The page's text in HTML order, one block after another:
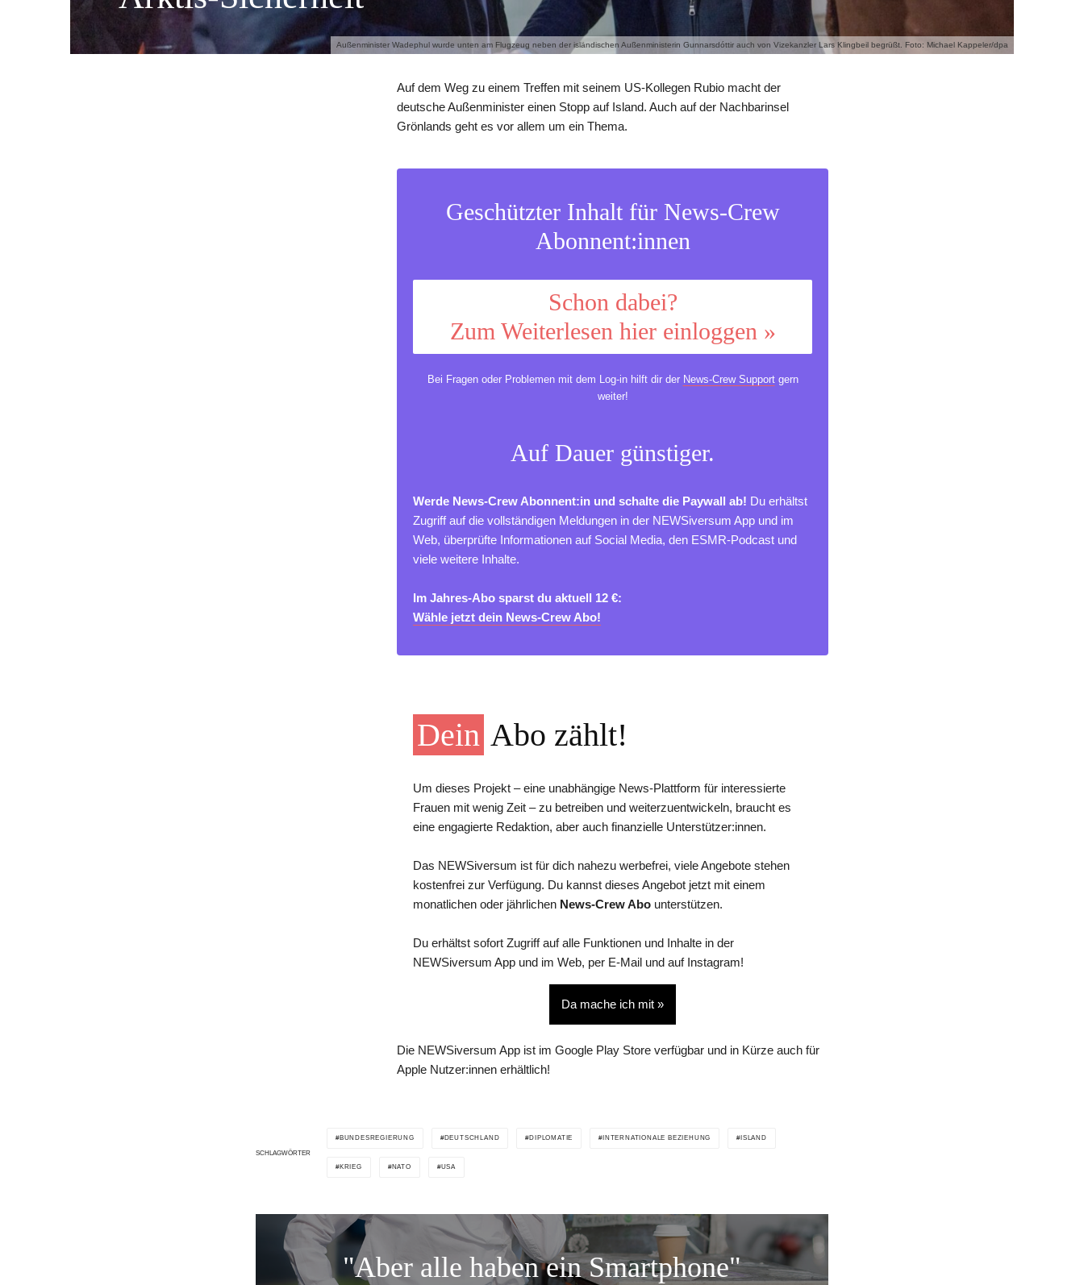
Außenminister Wadephul wurde unten am Flugzeug neben der isländischen Außenministerin Gunnarsdóttir auch von Vizekanzler Lars Klingbeil begrüßt. Foto: Michael Kappeler/dpa
Auf dem Weg zu einem Treffen mit seinem US-Kollegen Rubio macht der
deutsche Außenminister einen Stopp auf Island. Auch auf der Nachbarinsel
Grönlands geht es vor allem um ein Thema.
Geschützter Inhalt für News-Crew
Abonnent:innen
Schon dabei?
Zum Weiterlesen hier einloggen »
Bei Fragen oder Problemen mit dem Log-in hilft dir der News-Crew Supportgern
weiter!
Auf Dauer günstiger.
Werde News-Crew Abonnent:in und schalte die Paywall ab! Du erhältst
Zugriff auf die vollständigen Meldungen in der NEWSiversum App und im
Web, überprüfte Informationen auf Social Media, den ESMR-Podcast und
viele weitere Inhalte.
Im Jahres-Abo sparst du aktuell 12 €:
Wähle jetzt dein News-Crew Abo!
Dein Abo zählt!
Um dieses Projekt – eine unabhängige News-Plattform für interessierte
Frauen mit wenig Zeit – zu betreiben und weiterzuentwickeln, braucht es
eine engagierte Redaktion, aber auch finanzielle Unterstützer:innen.
Das NEWSiversum ist für dich nahezu werbefrei, viele Angebote stehen
kostenfrei zur Verfügung. Du kannst dieses Angebot jetzt mit einem
monatlichen oder jährlichen News-Crew Abo unterstützen.
Du erhältst sofort Zugriff auf alle Funktionen und Inhalte in der
NEWSiversum App und im Web, per E-Mail und auf Instagram!
Da mache ich mit »
Die NEWSiversum App ist im Google Play Store verfügbar und in Kürze auch für
Apple Nutzer:innen erhältlich!
SCHLAGWÖRTER
BUNDESREGIERUNG DEUTSCHLAND DIPLOMATIE INTERNATIONALE BEZIEHUNG ISLAND
KRIEG NATO USA
"Aber alle haben ein Smartphone"